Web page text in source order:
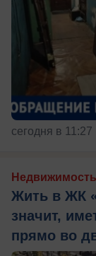
сегодня в 11:27
Недвижимость
Жить в ЖК
значит,
прямо во